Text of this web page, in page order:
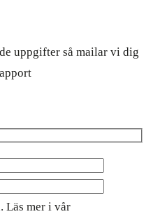
uppgifter så mailar vi dig
Läs mer i vår